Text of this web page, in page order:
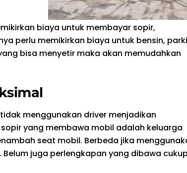
biaya untuk membayar sopir,
perlu memikirkan biaya untuk bensin,
bisa menyetir maka akan memudahkan
menggunakan driver menjadikan
yang membawa mobil adalah keluarga
seat mobil. Berbeda jika
juga perlengkapan yang dibawa